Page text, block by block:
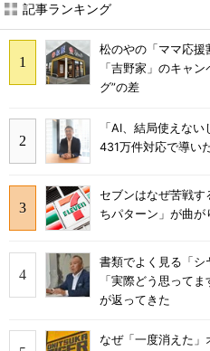
記事ランキング
松のやの「ママ応
「吉野家」のキャ
グ”の差
「AI、結局使えな
431万件対応で導い
セブンはなぜ苦戦
ちパターン」が曲が
書類でよく見る「シ
「実際どう思って
が返ってきた
なぜ「一度消えた